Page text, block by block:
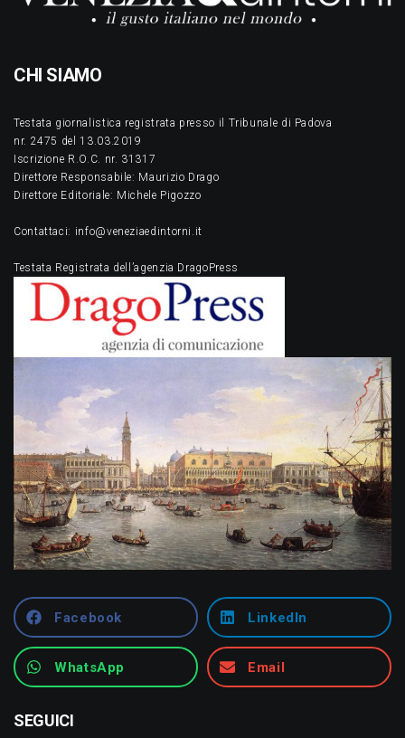
CHI SIAMO
Testata giornalistica registrata presso il Tribunale di Padova
nr. 2475 del 13.03.2019
Iscrizione R.O.C. nr. 31317
Direttore Responsabile: Maurizio Drago
Direttore Editoriale: Michele Pigozzo
Contattaci: info@veneziaedintorni.it
Testata Registrata dell’agenzia DragoPress
Facebook LinkedIn
WhatsApp Email
SEGUICI